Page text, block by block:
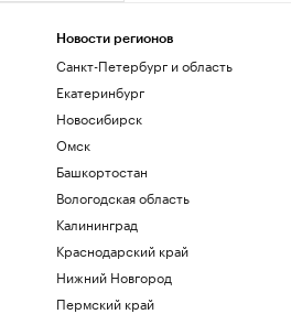
раз за
и
Новости регионов
Санкт-Петербург и область
Екатеринбург
Новосибирск
Омск
Башкортостан
Вологодская область
Калининград
Краснодарский край
Нижний Новгород
Пермский край